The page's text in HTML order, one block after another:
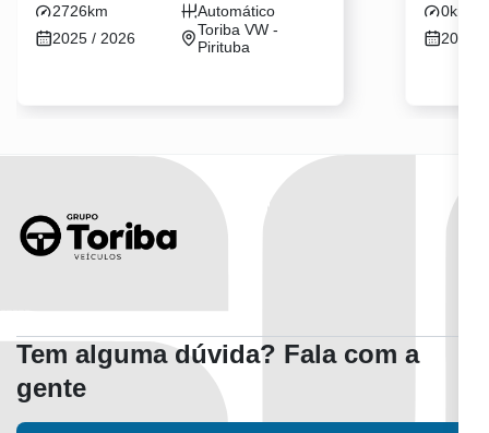
2726km
Automático
2025 / 2026
Toriba VW -
Pirituba
0km
2025 /
Tem alguma dúvida? Fala com a
gente